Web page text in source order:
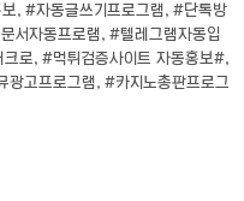
, #자동글쓰기프로그램, #단톡방
서자동프로램, #텔레그램자동입
로, #먹튀검증사이트 자동홍보#,
고프로그램, #카지노총판프로그